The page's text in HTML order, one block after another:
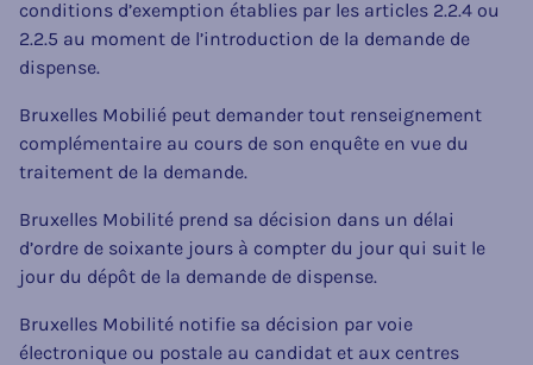
conditions d’exemption établies par les articles 2.2.4 ou
2.2.5 au moment de l’introduction de la demande de
dispense.
Bruxelles Mobilié peut demander tout renseignement
complémentaire au cours de son enquête en vue du
traitement de la demande.
Bruxelles Mobilité prend sa décision dans un délai
d’ordre de soixante jours à compter du jour qui suit le
jour du dépôt de la demande de dispense.
Bruxelles Mobilité notifie sa décision par voie
électronique ou postale au candidat et aux centres